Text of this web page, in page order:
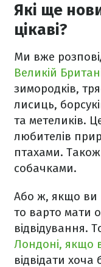
Які ще
цікаві?
Ми вже
Великій
зимородків,
лисиць,
та метеликів.
любителів
птахами. Також
собачками.
Або ж, якщо ви
то варто мати
відвідування.
Лондоні, якщо
відвідати